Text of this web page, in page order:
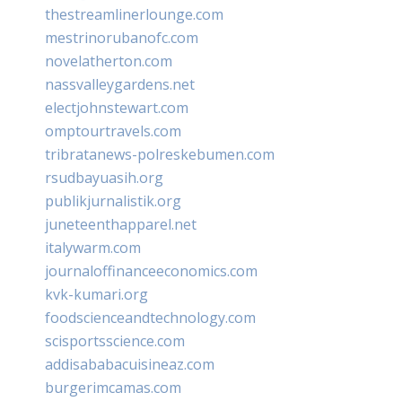
thestreamlinerlounge.com
mestrinorubanofc.com
novelatherton.com
nassvalleygardens.net
electjohnstewart.com
omptourtravels.com
tribratanews-polreskebumen.com
rsudbayuasih.org
publikjurnalistik.org
juneteenthapparel.net
italywarm.com
journaloffinanceeconomics.com
kvk-kumari.org
foodscienceandtechnology.com
scisportsscience.com
addisababacuisineaz.com
burgerimcamas.com